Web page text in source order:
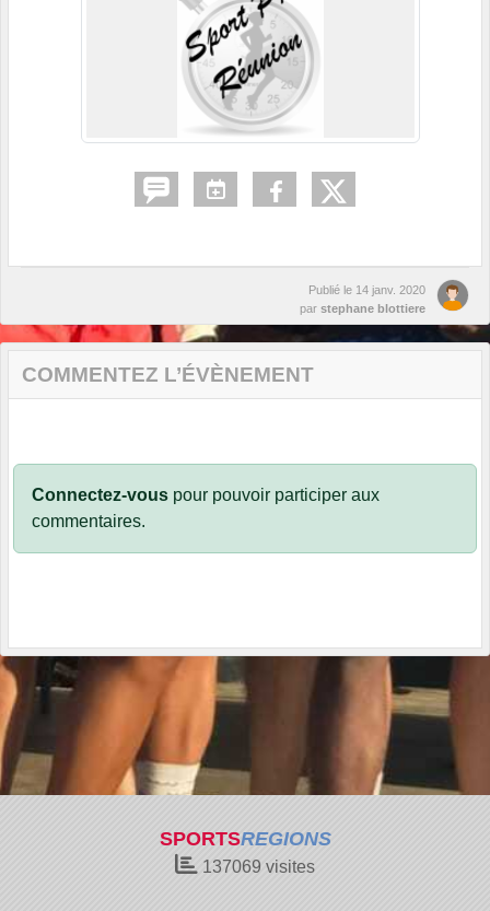
Publié le 14 janv. 2020
par stephane blottiere
COMMENTEZ L’ÉVÈNEMENT
Connectez-vous pour pouvoir participer aux
commentaires.
SPORTSREGIONS
137069 visites